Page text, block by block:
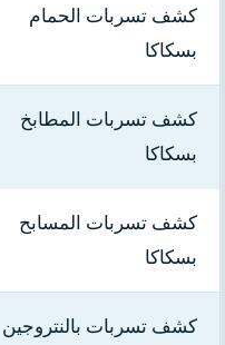
كشف تسربات الحمام
بسكاكا
كشف تسربات المطابخ
بسكاكا
كشف تسربات المسابح
بسكاكا
كشف تسربات بالنتروجين